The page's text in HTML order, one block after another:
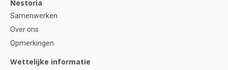
Nestoria
Samenwerken
Over ons
Opmerkingen
Wettelijke informatie